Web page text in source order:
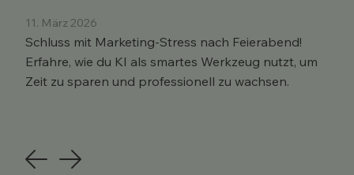
11. März 2026
Schluss mit Marketing-Stress nach Feierabend!
Erfahre, wie du KI als smartes Werkzeug nutzt, um
Zeit zu sparen und professionell zu wachsen.
Previous
Next